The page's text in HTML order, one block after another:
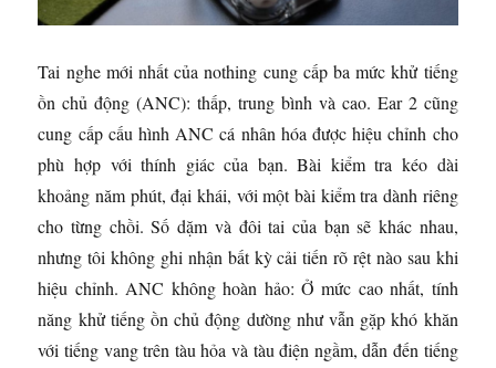
Tai nghe mới nhất của nothing cung cấp ba mức khử tiếng
ồn chủ động (ANC): thấp, trung bình và cao. Ear 2 cũng
cung cấp cấu hình ANC cá nhân hóa được hiệu chỉnh cho
phù hợp với thính giác của bạn. Bài kiểm tra kéo dài
khoảng năm phút, đại khái, với một bài kiểm tra dành riêng
cho từng chồi. Số dặm và đôi tai của bạn sẽ khác nhau,
nhưng tôi không ghi nhận bất kỳ cải tiến rõ rệt nào sau khi
hiệu chỉnh. ANC không hoàn hảo: Ở mức cao nhất, tính
năng khử tiếng ồn chủ động dường như vẫn gặp khó khăn
với tiếng vang trên tàu hỏa và tàu điện ngầm, dẫn đến tiếng